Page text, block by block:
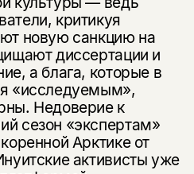
критикуя
новую санкцию на
диссертации и
а блага, которые в
«исследуемым»,
Недоверие к
сезон «экспертам»
Арктике от
активисты уже